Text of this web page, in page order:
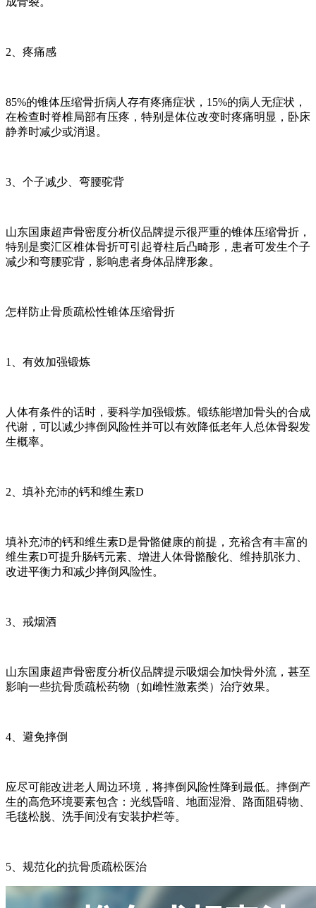
2、疼痛感
85%的锥体压缩骨折病人存有疼痛症状，15%的病人无症状，
在检查时脊椎局部有压疼，特别是体位改变时疼痛明显，卧床
静养时减少或消退。
3、个子减少、弯腰驼背
山东国康超声骨密度分析仪品牌提示很严重的锥体压缩骨折，
特别是窦汇区椎体骨折可引起脊柱后凸畸形，患者可发生个子
减少和弯腰驼背，影响患者身体品牌形象。
怎样防止骨质疏松性锥体压缩骨折
1、有效加强锻炼
人体有条件的话时，要科学加强锻炼。锻练能增加骨头的合成
代谢，可以减少摔倒风险性并可以有效降低老年人总体骨裂发
生概率。
2、填补充沛的钙和维生素D
填补充沛的钙和维生素D是骨骼健康的前提，充裕含有丰富的
维生素D可提升肠钙元素、增进人体骨骼酸化、维持肌张力、
改进平衡力和减少摔倒风险性。
3、戒烟酒
山东国康超声骨密度分析仪品牌提示吸烟会加快骨外流，甚至
影响一些抗骨质疏松药物（如雌性激素类）治疗效果。
4、避免摔倒
应尽可能改进老人周边环境，将摔倒风险性降到最低。摔倒产
生的高危环境要素包含：光线昏暗、地面湿滑、路面阻碍物、
毛毯松脱、洗手间没有安装护栏等。
5、规范化的抗骨质疏松医治